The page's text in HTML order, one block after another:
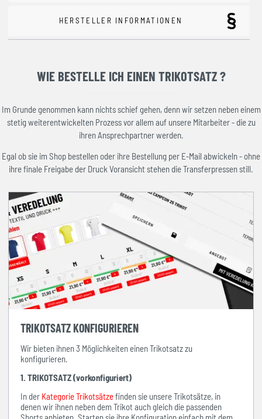
HERSTELLER INFORMATIONEN
WIE BESTELLE ICH EINEN TRIKOTSATZ ?
Im Grunde genommen kann nichts schief gehen, denn wir setzen neben einem
stetig weiterentwickelten Prozess vor allem auf unsere Mitarbeiter - die zu
ihren Ansprechpartner werden.
Egal ob sie im Shop bestellen oder ihre Bestellung per E-Mail abwickeln - ohne
ihre finale Freigabe der Druck Voransicht stehen die Transferpressen still.
TRIKOTSATZ KONFIGURIEREN
Wir bieten ihnen 3 Möglichkeiten einen Trikotsatz zu
konfigurieren.
1. TRIKOTSATZ (vorkonfiguriert)
In der Kategorie Trikotsätzefinden sie unsere Trikotsätze, in
denen wir ihnen neben dem Trikot auch gleich die passenden